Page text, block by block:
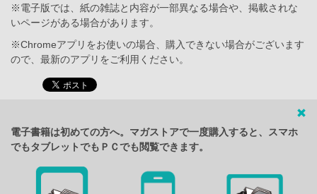
※電子版では、紙の雑誌と内容が一部異なる場合や、掲載されな
いページがある場合があります。
※Chromeアプリをお使いの場合、購入できない場合がございます
ので、最新のアプリをご利用ください。
電子書籍は初めての方へ。マガストアで一度購入すると、スマホ
でもタブレットでもＰＣでも閲覧できます。